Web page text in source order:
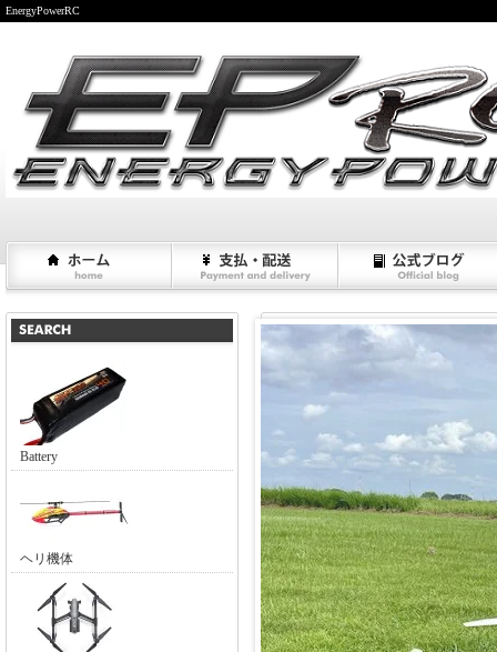
EnergyPowerRC
Battery
ヘリ機体